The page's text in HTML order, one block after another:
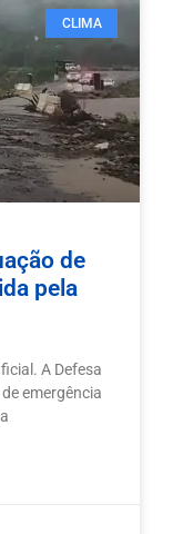
CLIMA
de
pela
A Defesa
emergência